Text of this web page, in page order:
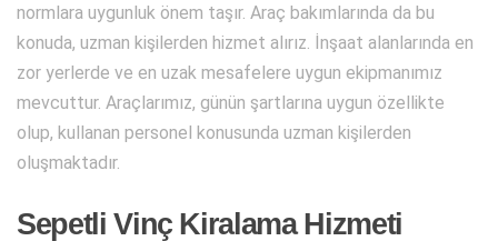
normlara uygunluk önem taşır. Araç bakımlarında da bu
konuda, uzman kişilerden hizmet alırız. İnşaat alanlarında en
zor yerlerde ve en uzak mesafelere uygun ekipmanımız
mevcuttur. Araçlarımız, günün şartlarına uygun özellikte
olup, kullanan personel konusunda uzman kişilerden
oluşmaktadır.
Sepetli Vinç Kiralama Hizmeti